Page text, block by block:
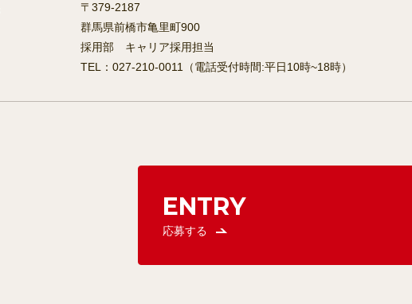
〒379-2187
群馬県前橋市亀里町900
採用部 キャリア採用担当
TEL：027-210-0011（電話受付時間:平日10時~18時）
ENTRY
応募する